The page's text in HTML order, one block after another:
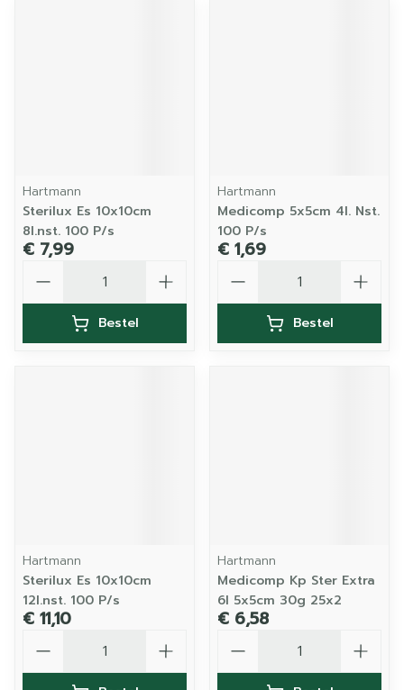
Hartmann
Sterilux Es 10x10cm
8l.nst. 100 P/s
€ 7,99
Bestel
Hartmann
Medicomp 5x5cm 4l. Nst.
100 P/s
€ 1,69
Bestel
Hartmann
Sterilux Es 10x10cm
12l.nst. 100 P/s
€ 11,10
Hartmann
Medicomp Kp Ster Extra
6l 5x5cm 30g 25x2
€ 6,58